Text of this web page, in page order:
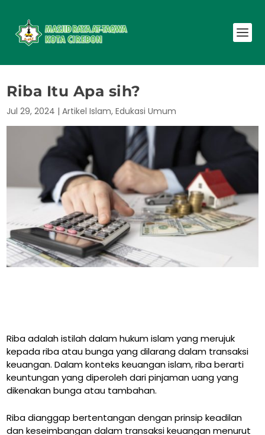
Riba Itu Apa sih?
Jul 29, 2024 |Artikel Islam,Edukasi Umum
Riba adalah istilah dalam hukum islam yang merujuk
kepada riba atau bunga yang dilarang dalam transaksi
keuangan. Dalam konteks keuangan islam, riba berarti
keuntungan yang diperoleh dari pinjaman uang yang
dikenakan bunga atau tambahan.
Riba dianggap bertentangan dengan prinsip keadilan
dan keseimbangan dalam transaksi keuangan menurut